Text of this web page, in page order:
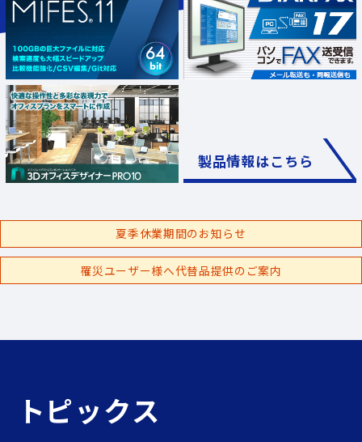
製品情報はこちら
夏季休業期間のお知らせ
罹災ユーザー様へ代替品提供のご案内
トピックス